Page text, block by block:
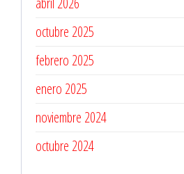
octubre 2025
febrero 2025
enero 2025
noviembre 2024
octubre 2024